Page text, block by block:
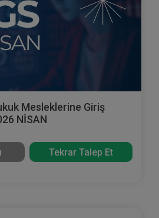
Mesleklerine Giriş
NİSAN
Tekrar Talep Et